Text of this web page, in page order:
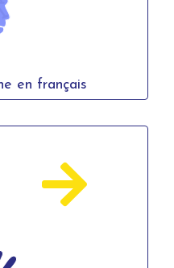
en français